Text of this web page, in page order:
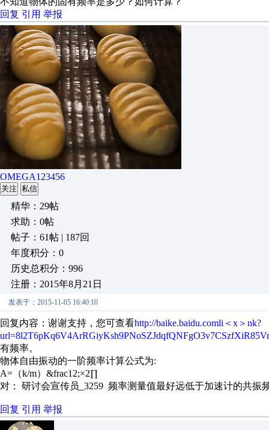
回复 引用 举报
OMEGA123456
关注 私信
精华：29帖
求助：0帖
帖子：61帖 | 187回
年度积分：0
历史总积分：996
注册：2015年8月21日
发表于：2015-11-05 16:40:10
回复内容：谢谢支持，您可查看http://baike.baidu.comli＜x＞nk?
有频率。
物体自由振动的一阶频率计算公式为:
A=（k/m）&frac12;×2∏
对： 研讨会宣传员_3259 频率测量值最好远低于加速计的共振
回复 引用 举报